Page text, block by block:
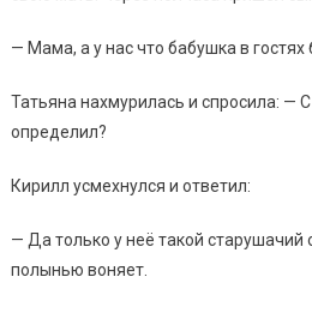
— Мама, а у нас что бабушка в гостях
Татьяна нахмурилась и спросила: —
определил?
Кирилл усмехнулся и ответил:
— Да только у неё такой старушачий
полынью воняет.